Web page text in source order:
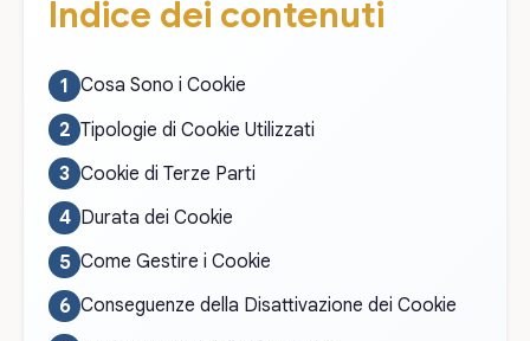
Indice dei contenuti
Cosa Sono i Cookie
Tipologie di Cookie Utilizzati
Cookie di Terze Parti
Durata dei Cookie
Come Gestire i Cookie
Conseguenze della Disattivazione dei Cookie